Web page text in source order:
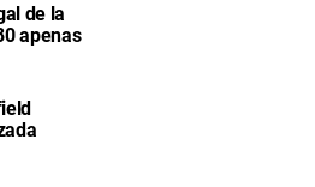
de la
apenas